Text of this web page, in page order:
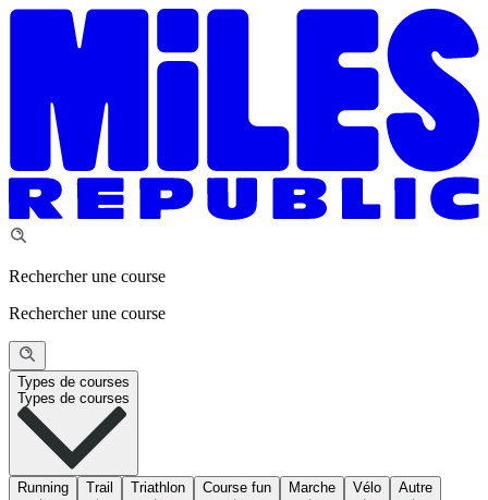
Rechercher une course
Rechercher une course
Types de courses
Types de courses
Running Trail Triathlon Course fun Marche Vélo Autre